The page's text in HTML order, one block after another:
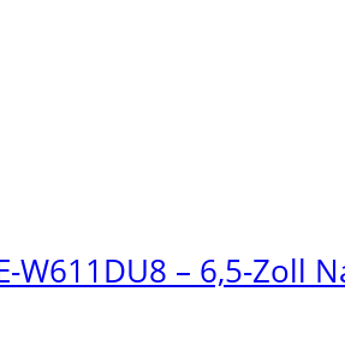
W611DU8 – 6,5-Zoll